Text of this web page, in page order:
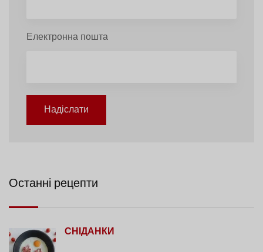
Електронна пошта
Надіслати
Останні рецепти
СНІДАНКИ